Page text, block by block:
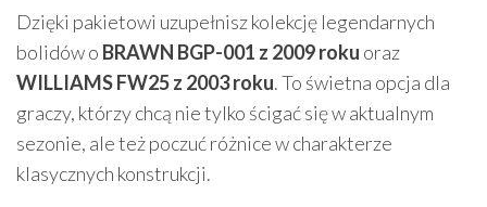
Dzięki pakietowi uzupełnisz kolekcję legendarnych
bolidów o BRAWN BGP-001 z 2009 roku oraz
WILLIAMS FW25 z 2003 roku. To świetna opcja dla
graczy, którzy chcą nie tylko ścigać się w aktualnym
sezonie, ale też poczuć różnice w charakterze
klasycznych konstrukcji.